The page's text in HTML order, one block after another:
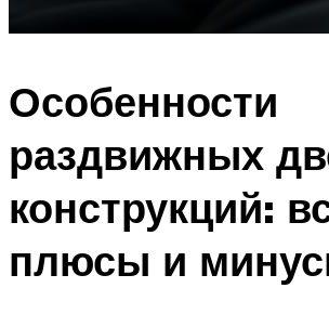
Особенности
раздвижных
конструкций:
плюсы и